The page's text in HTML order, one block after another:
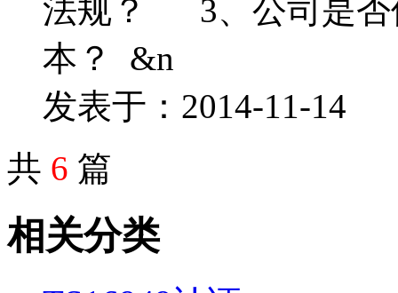
法规？ 3、公司是否
本？ &n
发表于：2014-11-14
共 6 篇
相关分类